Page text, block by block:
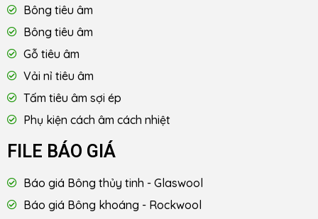
Bông tiêu âm
Bông tiêu âm
Gỗ tiêu âm
Vải nỉ tiêu âm
Tấm tiêu âm sợi ép
Phụ kiện cách âm cách nhiệt
FILE BÁO GIÁ
Báo giá Bông thủy tinh - Glaswool
Báo giá Bông khoáng - Rockwool